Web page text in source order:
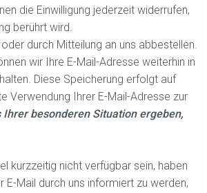
die Einwilligung jederzeit widerrufen,
berührt wird.
durch Mitteilung an uns abbestellen.
wir Ihre E-Mail-Adresse weiterhin in
Diese Speicherung erfolgt auf
Verwendung Ihrer E-Mail-Adresse zur
besonderen Situation ergeben,
kurzzeitig nicht verfügbar sein, haben
Mail durch uns informiert zu werden,